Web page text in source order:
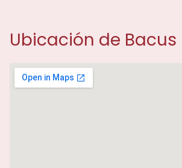
Ubicación de Bacus